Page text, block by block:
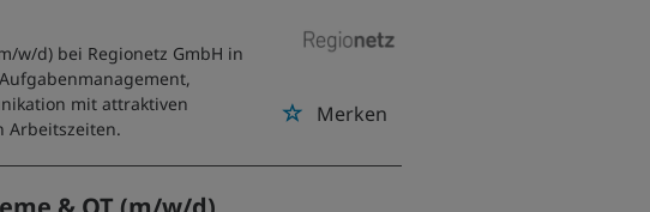
Merken
w/d) bei Regionetz GmbH in
mit attraktiven
Arbeitszeiten.